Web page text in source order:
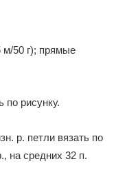
м/50 г); прямые
по рисунку.
р. петли вязать по
на средних 32 п.